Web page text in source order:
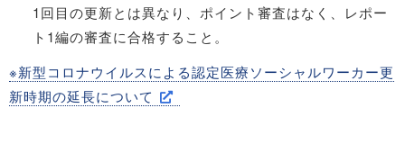
1回目の更新とは異なり、ポイント審査はなく、レポー
ト1編の審査に合格すること。
※新型コロナウイルスによる認定医療ソーシャルワーカー更
新時期の延長について